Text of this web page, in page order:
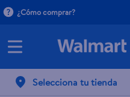
¿Cómo comprar?
Selecciona tu tienda
Alimento